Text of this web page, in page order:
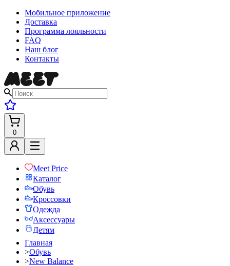
Мобильное приложение
Доставка
Программа лояльности
FAQ
Наш блог
Контакты
0
Meet Price
Каталог
Обувь
Кроссовки
Одежда
Аксессуары
Детям
Главная
>Обувь
>New Balance